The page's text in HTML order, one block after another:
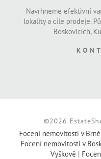
Navrhneme efektivní
lokality a cíle prodeje.
Boskovicích,
©2026
Focení nemovitostí v Brně
Focení nemovitostí v
Vyškově |